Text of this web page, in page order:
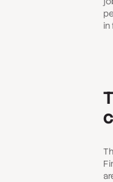
in